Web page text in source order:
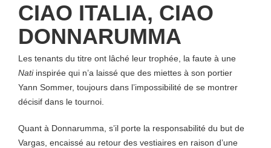
CIAO ITALIA, CIAO
DONNARUMMA
Les tenants du titre ont lâché leur trophée, la faute à une
Natiinspirée qui n’a laissé que des miettes à son portier
Yann Sommer, toujours dans l’impossibilité de se montrer
décisif dans le tournoi.
Quant à Donnarumma, s’il porte la responsabilité du but de
Vargas, encaissé au retour des vestiaires en raison d’une